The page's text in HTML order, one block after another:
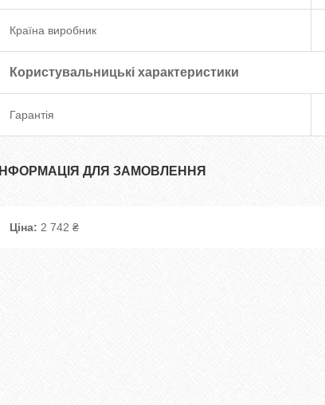
Країна виробник
Користувальницькі характеристики
Гарантія
ІНФОРМАЦІЯ ДЛЯ ЗАМОВЛЕННЯ
Ціна: 2 742 ₴